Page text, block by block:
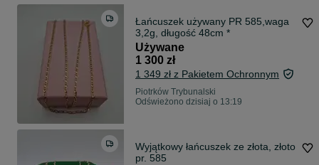
Łańcuszek używany PR 585,waga
3,2g, długość 48cm *
Używane
1 300 zł
1 349 zł z Pakietem Ochronnym
Piotrków Trybunalski
Odświeżono dzisiaj o 13:19
Wyjątkowy łańcuszek ze złota, złoto
pr. 585